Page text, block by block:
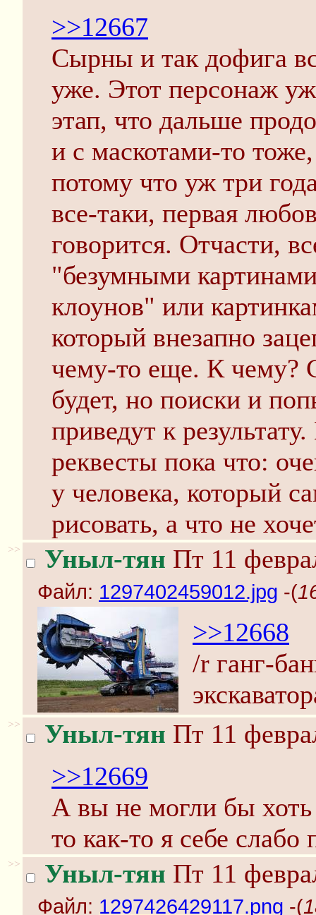
>>12667
Сырны и так дофига
уже. Этот персонаж
этап, что дальше
и с маскотами-то
потому что уж три
все-таки, первая
говорится. Отчасти,
"безумными
клоунов" или
который внезапно
чему-то еще. К чему?
будет, но поиски и
приведут к
реквесты пока что:
у человека, который
рисовать, а что не
>> Уныл-тян Пт 11
Файл: 1297402459012.jpg -(
>>12668
/r ганг-
>> Уныл-тян Пт 11
>>12669
А вы не могли бы
то как-то я себе слабо
>> Уныл-тян Пт 11
Файл: 1297426429117.png -(